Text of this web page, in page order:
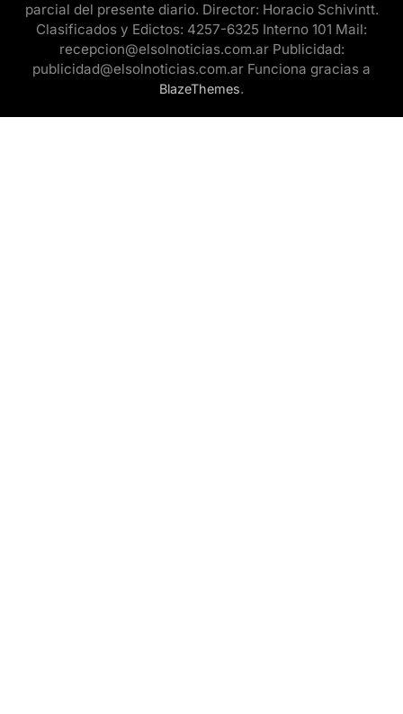
parcial del presente diario. Director: Horacio Schivintt.
Clasificados y Edictos: 4257-6325 Interno 101 Mail:
recepcion@elsolnoticias.com.ar Publicidad:
publicidad@elsolnoticias.com.ar Funciona gracias a
BlazeThemes.